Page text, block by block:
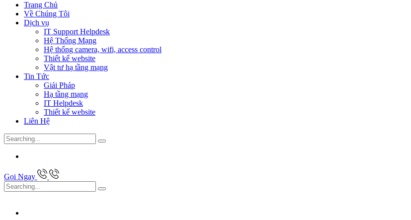
Trang Chủ
Về Chúng Tôi
Dịch vụ
IT Support Helpdesk
Hệ Thống Mạng
Hệ thống camera, wifi, access control
Thiết kế website
Vật tư hạ tầng mạng
Tin Tức
Giải Pháp
Hạ tầng mạng
IT Helpdesk
Thiết kế website
Liên Hệ
Search
for:
Gọi Ngay
Search
for: